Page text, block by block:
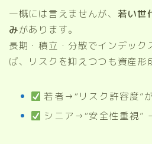
一概には言えませんが、 若い世
みがあります。
長期・積立・分散でインデック
ば、リスクを抑えつつも資産形
若者→“リスク許容度”
シニア→“安全性重視”